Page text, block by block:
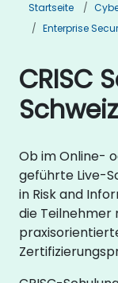
Startseite
Enterprise
CRISC
Schweiz
Ob im Online-
geführte Live-
in Risk and
die